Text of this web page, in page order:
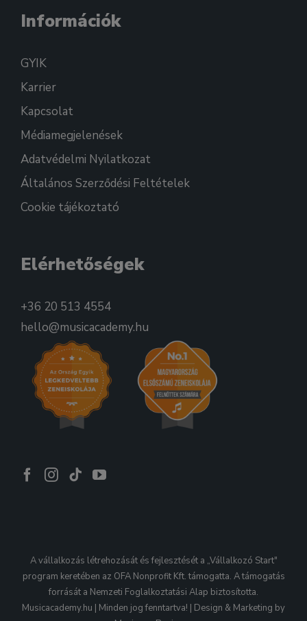
Információk
GYIK
Karrier
Kapcsolat
Médiamegjelenések
Adatvédelmi Nyilatkozat
Általános Szerződési Feltételek
Cookie tájékoztató
Elérhetőségek
+36 20 513 4554
hello@musicacademy.hu
A vállalkozás létrehozását és fejlesztését a „Vállalkozó Start"
program keretében az OFA Nonprofit Kft. támogatta. A támogatás
forrását a Nemzeti Foglalkoztatási Alap biztosította.
Musicacademy.hu | Minden jog fenntartva! | Design & Marketing by